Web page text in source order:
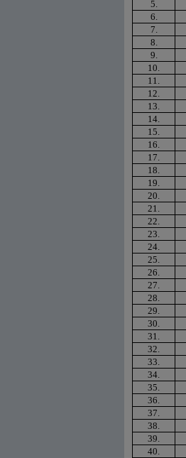
5.
6.
7.
8.
9.
10.
11.
12.
13.
14.
15.
16.
17.
18.
19.
20.
21.
22.
23.
24.
25.
26.
27.
28.
29.
30.
31.
32.
33.
34.
35.
36.
37.
38.
39.
40.